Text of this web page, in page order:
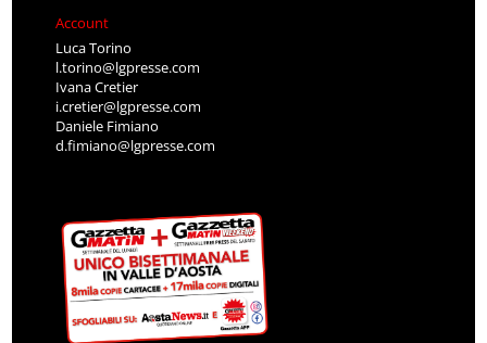
Account
Luca Torino
l.torino@lgpresse.com
Ivana Cretier
i.cretier@lgpresse.com
Daniele Fimiano
d.fimiano@lgpresse.com